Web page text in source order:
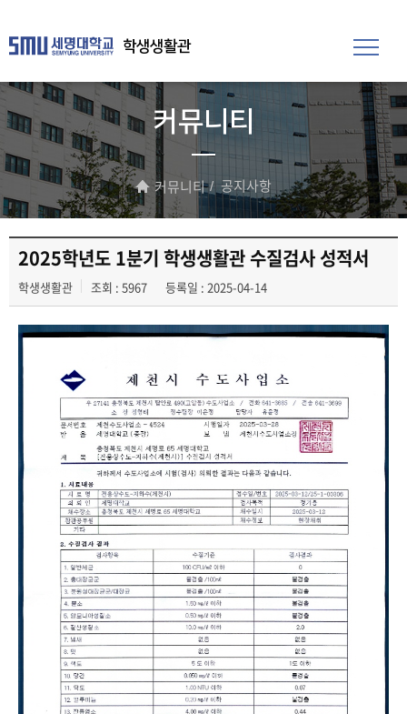
학생생활관
커뮤니티
커뮤니티 공지사항
2025학년도 1분기 학생생활관 수질검사 성적서
학생생활관 조회 : 5967 등록일 : 2025-04-14